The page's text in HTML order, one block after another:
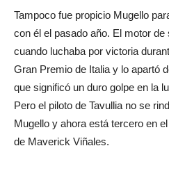
Tampoco fue propicio Mugello
con él el pasado año. El motor de
cuando luchaba por victoria
Gran Premio de Italia y lo apartó
que significó un duro golpe en la
Pero el piloto de Tavullia no se
Mugello y ahora está tercero en
de Maverick Viñales.